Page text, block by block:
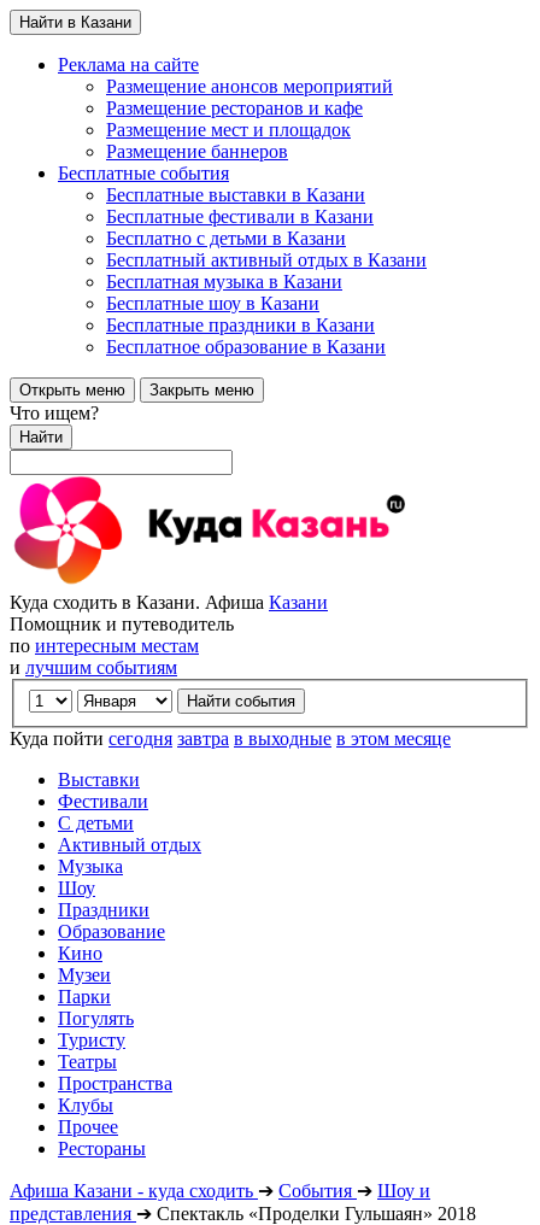
Найти в Казани
Реклама на сайте
Размещение анонсов мероприятий
Размещение ресторанов и кафе
Размещение мест и площадок
Размещение баннеров
Бесплатные события
Бесплатные выставки в Казани
Бесплатные фестивали в Казани
Бесплатно с детьми в Казани
Бесплатный активный отдых в Казани
Бесплатная музыка в Казани
Бесплатные шоу в Казани
Бесплатные праздники в Казани
Бесплатное образование в Казани
Открыть меню Закрыть меню
Что ищем?
Найти
Куда сходить в Казани. Афиша Казани
Помощник и путеводитель
по интересным местам
и лучшим событиям
Куда пойти сегодня завтра в выходные в этом месяце
Выставки
Фестивали
С детьми
Активный отдых
Музыка
Шоу
Праздники
Образование
Кино
Музеи
Парки
Погулять
Туристу
Театры
Пространства
Клубы
Прочее
Рестораны
Афиша Казани - куда сходить ➔ События ➔ Шоу и
представления ➔ Спектакль «Проделки Гульшаян» 2018